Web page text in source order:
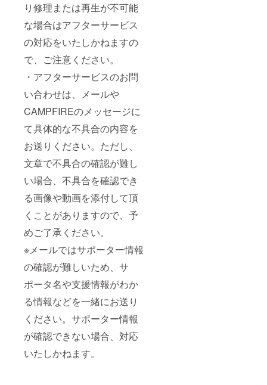
り修理または再生が不可能
な場合はアフターサービス
の対応をいたしかねますの
で、ご注意ください。
・アフターサービスのお問
い合わせは、メールや
CAMPFIREのメッセージに
て具体的な不具合の内容を
お送りください。ただし、
文章で不具合の確認が難し
い場合、不具合を確認でき
る画像や動画を添付して頂
くことがありますので、予
めご了承ください。
※メールではサポーター情報
の確認が難しいため、サ
ポータ名や支援情報がわか
る情報などを一緒にお送り
ください。サポーター情報
が確認できない場合、対応
いたしかねます。